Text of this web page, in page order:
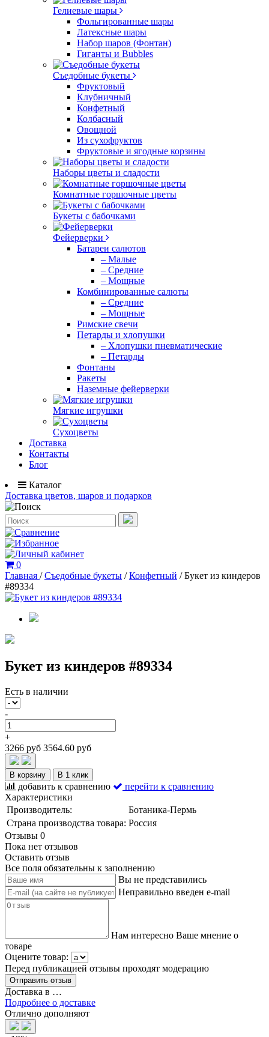
Гелиевые шары
Фольгированные шары
Латексные шары
Набор шаров (Фонтан)
Гиганты и Bubbles
Съедобные букеты
Фруктовый
Клубничный
Конфетный
Колбасный
Овощной
Из сухофруктов
Фруктовые и ягодные корзины
Наборы цветы и сладости
Комнатные горшочные цветы
Букеты с бабочками
Фейерверки
Батареи салютов
– Малые
– Средние
– Мощные
Комбинированные салюты
– Средние
– Мощные
Римские свечи
Петарды и хлопушки
– Хлопушки пневматические
– Петарды
Фонтаны
Ракеты
Наземные фейерверки
Мягкие игрушки
Сухоцветы
Доставка
Контакты
Блог
Каталог
Доставка цветов, шаров и подарков
0
Главная /Съедобные букеты /Конфетный /Букет из киндеров
#89334
Букет из киндеров #89334
Есть в наличии
-
+
3266 руб 3564.60 руб
В корзину В 1 клик
добавить к сравнению
перейти к сравнению
Характеристики
Производитель:
Ботаника-Пермь
Страна производства товара: Россия
Отзывы 0
Пока нет отзывов
Оставить отзыв
Все поля обязательны к заполнению
Вы не представились
Неправильно введен e-mail
Нам интересно Ваше мнение о
товаре
Оцените товар:
Перед публикацией отзывы проходят модерацию
Доставка в …
Подробнее о доставке
Отлично дополняют